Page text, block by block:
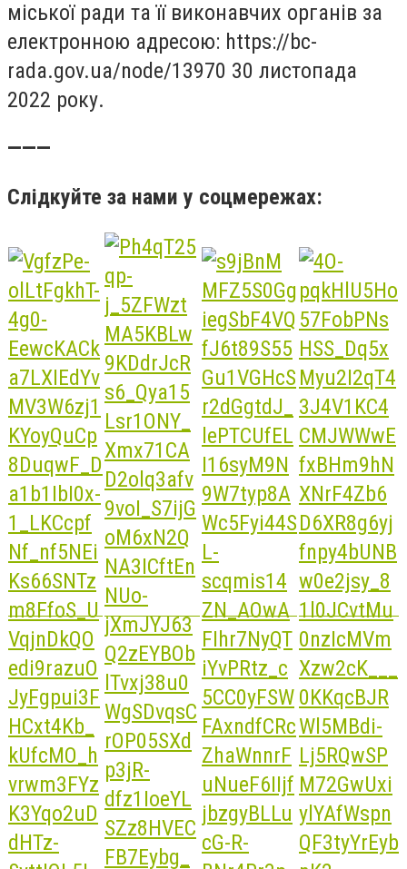
міської ради та її виконавчих органів за
електронною адресою: https://bc-
rada.gov.ua/node/13970 30 листопада
2022 року.
———
Слідкуйте за нами у соцмережах: